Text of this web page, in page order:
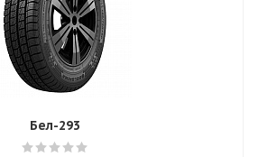
Бел-293